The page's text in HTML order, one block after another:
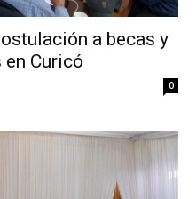
a becas y
Curicó
0